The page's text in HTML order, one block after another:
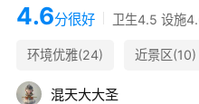
4.6分很好 卫生4.5 设施
环境优雅(24) 近景区(10)
停车方便(7)
混天大大圣